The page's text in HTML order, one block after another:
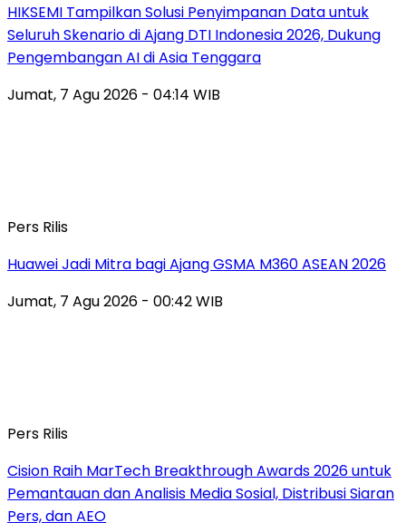
HIKSEMI Tampilkan Solusi Penyimpanan Data untuk
Seluruh Skenario di Ajang DTI Indonesia 2026, Dukung
Pengembangan AI di Asia Tenggara
Jumat, 7 Agu 2026 - 04:14 WIB
Pers Rilis
Huawei Jadi Mitra bagi Ajang GSMA M360 ASEAN 2026
Jumat, 7 Agu 2026 - 00:42 WIB
Pers Rilis
Cision Raih MarTech Breakthrough Awards 2026 untuk
Pemantauan dan Analisis Media Sosial, Distribusi Siaran
Pers, dan AEO